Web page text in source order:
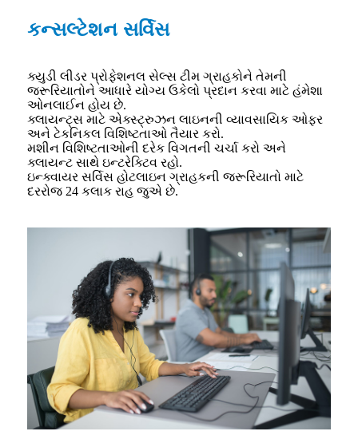
કન્સલ્ટેશન સર્વિસ
ક્યુડી લીડર પ્રોફેશનલ સેલ્સ ટીમ ગ્રાહકોને તેમની
જરૂરિયાતોને આધારે યોગ્ય ઉકેલો પ્રદાન કરવા માટે હંમેશા
ઓનલાઈન હોય છે.
ક્લાયન્ટ્સ માટે એક્સ્ટ્રુઝન લાઇનની વ્યાવસાયિક ઓફર
અને ટેકનિકલ વિશિષ્ટતાઓ તૈયાર કરો.
મશીન વિશિષ્ટતાઓની દરેક વિગતની ચર્ચા કરો અને
ક્લાયન્ટ સાથે ઇન્ટરેક્ટિવ રહો.
ઇન્ક્વાયર સર્વિસ હોટલાઇન ગ્રાહકની જરૂરિયાતો માટે
દરરોજ 24 કલાક રાહ જુએ છે.